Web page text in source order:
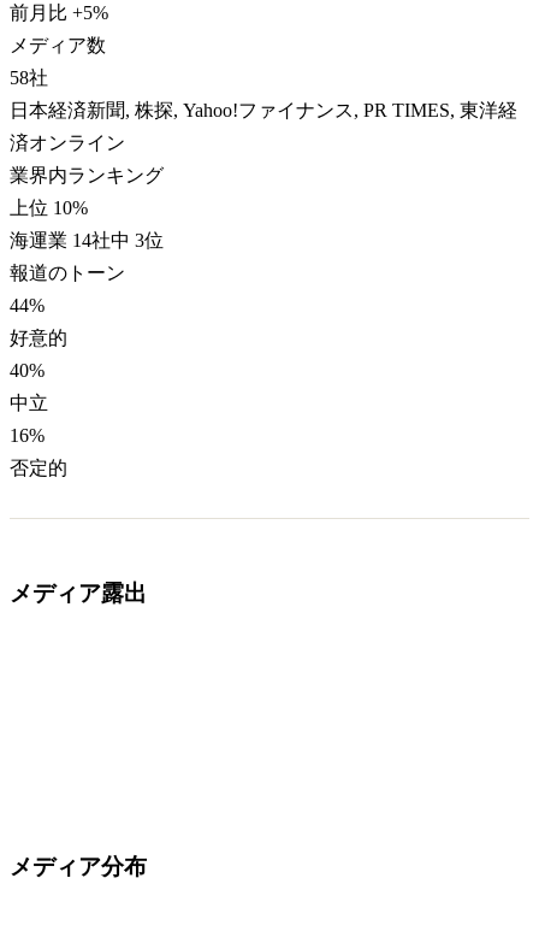
前月比 +5%
メディア数
58社
日本経済新聞, 株探, Yahoo!ファイナンス, PR TIMES, 東洋経
済オンライン
業界内ランキング
上位 10%
海運業 14社中 3位
報道のトーン
44%
好意的
40%
中立
16%
否定的
メディア露出
メディア分布